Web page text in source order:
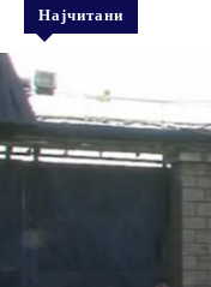
Најчитани